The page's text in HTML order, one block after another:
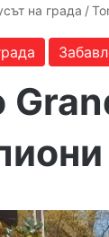
на града /